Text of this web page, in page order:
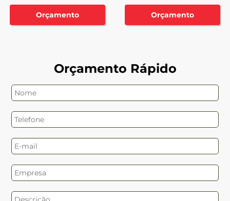
Orçamento Orçamento
Orçamento Rápido